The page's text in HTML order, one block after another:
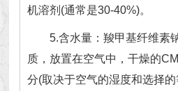
机溶剂(通常是30-40%)。
5.含水量：羧甲基纤维素
质，放置在空气中，干燥的
分(取决于空气的湿度和选择